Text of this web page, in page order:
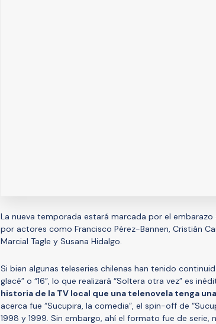
La nueva temporada estará marcada por el
por actores como Francisco Pérez-Bannen, Cristián
Marcial Tagle y Susana Hidalgo.
Si bien algunas teleseries chilenas han tenido
glacé” o “16”, lo que realizará “Soltera otra vez” es
historia de la TV local que una telenovela tenga
acerca fue “Sucupira, la comedia”, el spin-off de
1998 y 1999. Sin embargo, ahí el formato fue de serie,